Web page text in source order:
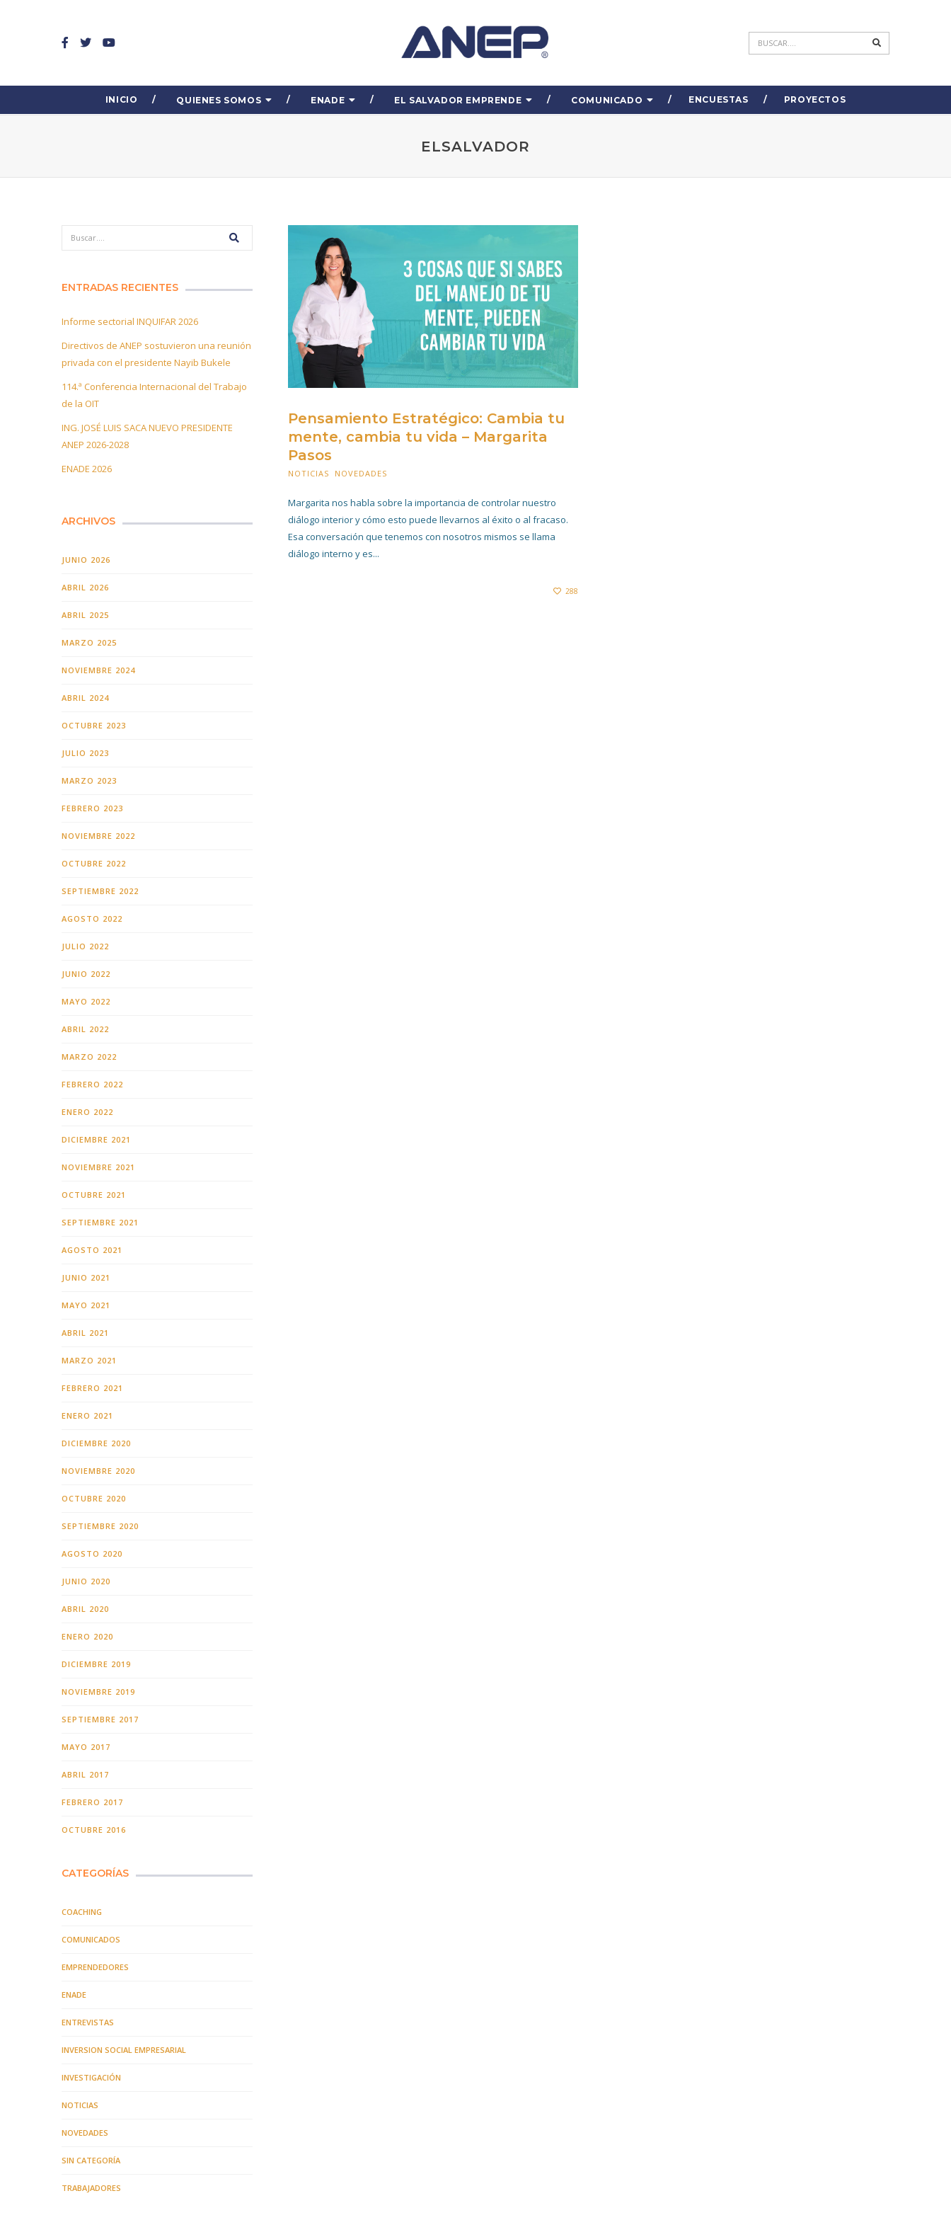
INICIO QUIENES SOMOS ENADE EL SALVADOR EMPRENDE COMUNICADO ENCUESTAS PROYECTOS
ELSALVADOR
Pensamiento Estratégico: Cambia tu
mente, cambia tu vida – Margarita
Pasos
NOTICIAS NOVEDADES
Margarita nos habla sobre la importancia de controlar nuestro
diálogo interior y cómo esto puede llevarnos al éxito o al fracaso.
Esa conversación que tenemos con nosotros mismos se llama
diálogo interno y es...
288
ENTRADAS RECIENTES
Informe sectorial INQUIFAR 2026
Directivos de ANEP sostuvieron una reunión
privada con el presidente Nayib Bukele
114.ª Conferencia Internacional del Trabajo
de la OIT
ING. JOSÉ LUIS SACA NUEVO PRESIDENTE
ANEP 2026-2028
ENADE 2026
ARCHIVOS
JUNIO 2026
ABRIL 2026
ABRIL 2025
MARZO 2025
NOVIEMBRE 2024
ABRIL 2024
OCTUBRE 2023
JULIO 2023
MARZO 2023
FEBRERO 2023
NOVIEMBRE 2022
OCTUBRE 2022
SEPTIEMBRE 2022
AGOSTO 2022
JULIO 2022
JUNIO 2022
MAYO 2022
ABRIL 2022
MARZO 2022
FEBRERO 2022
ENERO 2022
DICIEMBRE 2021
NOVIEMBRE 2021
OCTUBRE 2021
SEPTIEMBRE 2021
AGOSTO 2021
JUNIO 2021
MAYO 2021
ABRIL 2021
MARZO 2021
FEBRERO 2021
ENERO 2021
DICIEMBRE 2020
NOVIEMBRE 2020
OCTUBRE 2020
SEPTIEMBRE 2020
AGOSTO 2020
JUNIO 2020
ABRIL 2020
ENERO 2020
DICIEMBRE 2019
NOVIEMBRE 2019
SEPTIEMBRE 2017
MAYO 2017
ABRIL 2017
FEBRERO 2017
OCTUBRE 2016
CATEGORÍAS
COACHING
COMUNICADOS
EMPRENDEDORES
ENADE
ENTREVISTAS
INVERSION SOCIAL EMPRESARIAL
INVESTIGACIÓN
NOTICIAS
NOVEDADES
SIN CATEGORÍA
TRABAJADORES